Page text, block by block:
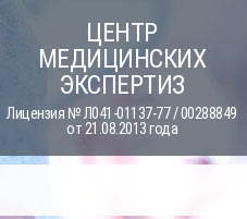
content
ЦЕНТР
МЕДИЦИНСКИХ
ЭКСПЕРТИЗ
Лицензия № Л041-01137-77 / 00288849
от 21.08.2013 года